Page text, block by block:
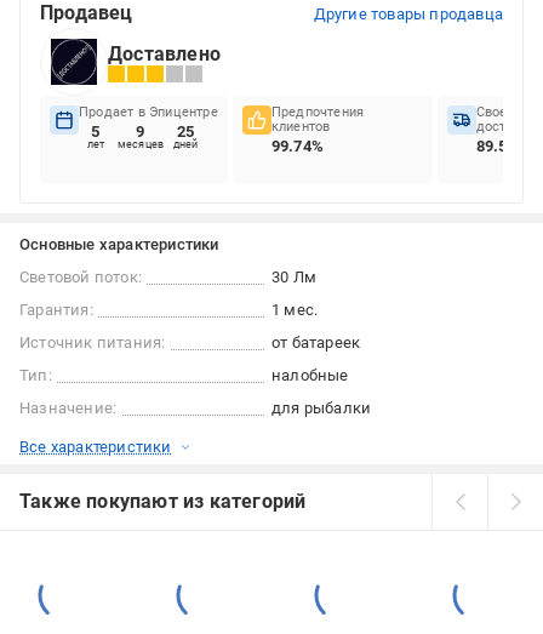
Продавец Другие товары продавца
Доставлено
Продает в Эпицентре
5
лет
9
месяцев
25
дней
Предпочтения
клиентов
99.74%
доставок
89.57%
Основные характеристики
Световой поток:
30 Лм
Гарантия:
1 мес.
Источник питания:
от батареек
Тип:
налобные
Назначение:
для рыбалки
Все характеристики
Также покупают из категорий